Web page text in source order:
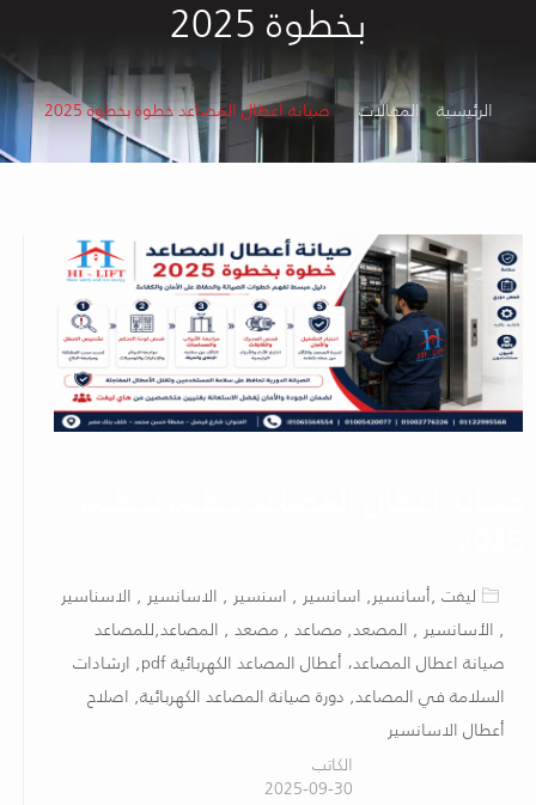
بخطوة 2025
الرئيسية المقالات صيانة اعطال المصاعد خطوة بخطوة 2025
ليفت ,أسانسير, اسانسير , اسنسير , الاسانسير , الاسناسير
, الأسانسير , المصعد, مصاعد , مصعد , المصاعد,للمصاعد
صيانة اعطال المصاعد، أعطال المصاعد الكهربائية pdf, ارشادات
السلامة في المصاعد, دورة صيانة المصاعد الكهربائية, اصلاح
أعطال الاسانسير
الكاتب
2025-09-30